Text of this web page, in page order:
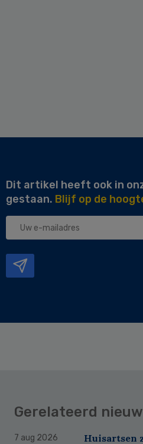
Dit artikel heeft ook in
gestaan. Blijf op de
Uw
Gerelateerd
7 aug 2026
Huisartsen